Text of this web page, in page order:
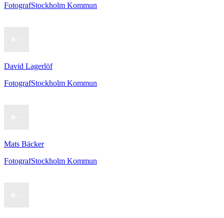
FotografStockholm Kommun
David Lagerlöf
FotografStockholm Kommun
Mats Bäcker
FotografStockholm Kommun